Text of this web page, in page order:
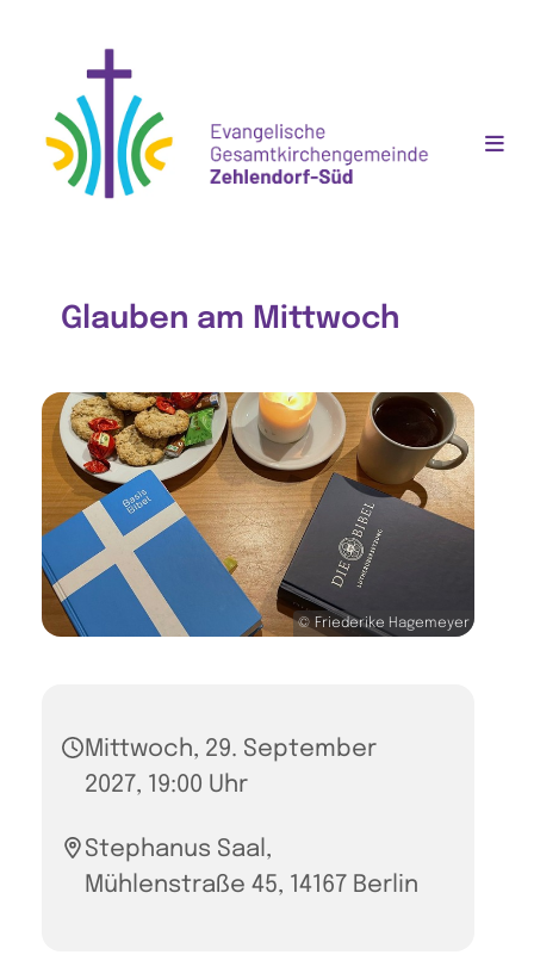
Glauben am Mittwoch
© Friederike Hagemeyer
Mittwoch, 29. September
2027, 19:00 Uhr
Stephanus Saal,
Mühlenstraße 45, 14167 Berlin